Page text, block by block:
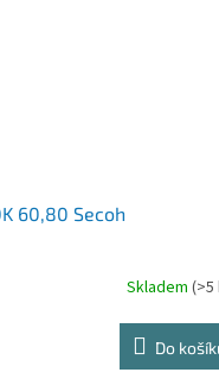
60,80 Secoh
Skladem (>5
Do